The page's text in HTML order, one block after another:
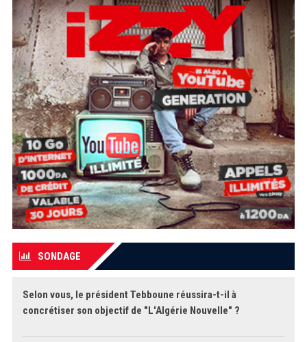
SONDAGE
Selon vous, le président Tebboune réussira-t-il à
concrétiser son objectif de "L'Algérie Nouvelle" ?